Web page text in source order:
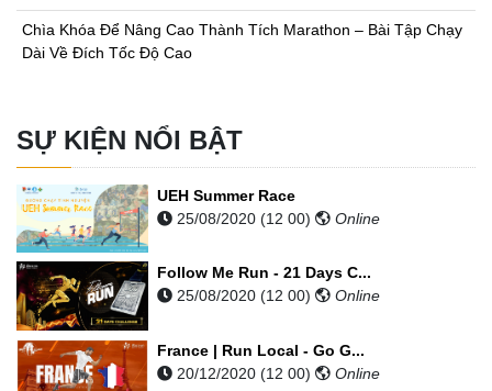
Chìa Khóa Để Nâng Cao Thành Tích Marathon – Bài Tập Chạy
Dài Về Đích Tốc Độ Cao
SỰ KIỆN NỔI BẬT
UEH Summer Race
25/08/2020 (12 00)
Online
Follow Me Run - 21 Days C...
25/08/2020 (12 00)
Online
France | Run Local - Go G...
20/12/2020 (12 00)
Online